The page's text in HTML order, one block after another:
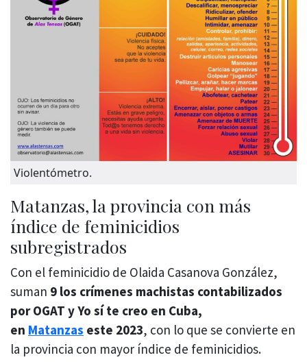
Violentómetro.
Matanzas, la provincia con más
índice de feminicidios
subregistrados
Con el feminicidio de Olaida Casanova González,
suman 9 los crímenes machistas contabilizados
por OGAT y Yo sí te creo en Cuba,
en Matanzas este 2023, con lo que se convierte en
la provincia con mayor índice de feminicidios.